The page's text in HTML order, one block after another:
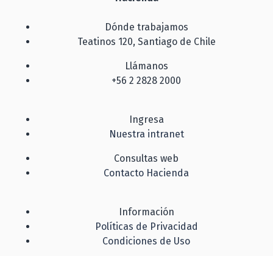
Dónde trabajamos
Teatinos 120, Santiago de Chile
Llámanos
+56 2 2828 2000
Ingresa
Nuestra intranet
Consultas web
Contacto Hacienda
Información
Políticas de Privacidad
Condiciones de Uso